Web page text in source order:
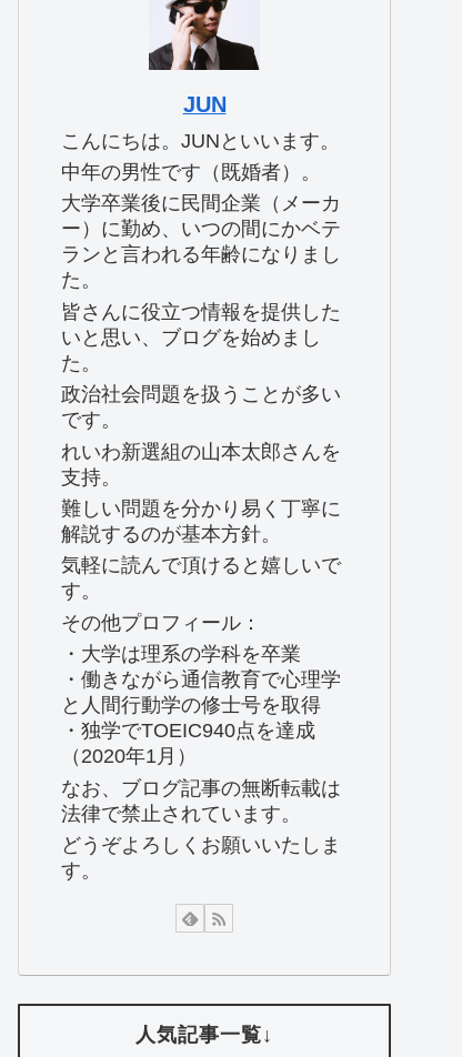
JUN
こんにちは。JUNといいます。
中年の男性です（既婚者）。
大学卒業後に民間企業（メーカ
ー）に勤め、いつの間にかベテ
ランと言われる年齢になりまし
た。
皆さんに役立つ情報を提供した
いと思い、ブログを始めまし
た。
政治社会問題を扱うことが多い
です。
れいわ新選組の山本太郎さんを
支持。
難しい問題を分かり易く丁寧に
解説するのが基本方針。
気軽に読んで頂けると嬉しいで
す。
その他プロフィール：
・大学は理系の学科を卒業
・働きながら通信教育で心理学
と人間行動学の修士号を取得
・独学でTOEIC940点を達成
（2020年1月）
なお、ブログ記事の無断転載は
法律で禁止されています。
どうぞよろしくお願いいたしま
す。
人気記事一覧↓